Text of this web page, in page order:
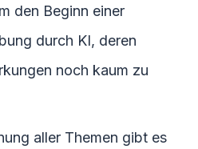
den Beginn einer
durch KI, deren
noch kaum zu
aller Themen gibt es